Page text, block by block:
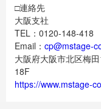
□連絡先
大阪支社
TEL：0120-148-418
Email： cp@mstage-
大阪府大阪市北区梅
18F
https://www.mstage-